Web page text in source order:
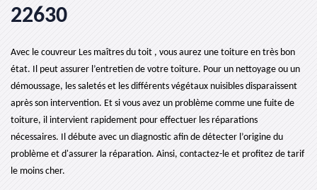
22630
Avec le couvreur Les maîtres du toit , vous aurez une toiture en très bon
état. Il peut assurer l’entretien de votre toiture. Pour un nettoyage ou un
démoussage, les saletés et les différents végétaux nuisibles disparaissent
après son intervention. Et si vous avez un problème comme une fuite de
toiture, il intervient rapidement pour effectuer les réparations
nécessaires. Il débute avec un diagnostic afin de détecter l’origine du
problème et d'assurer la réparation. Ainsi, contactez-le et profitez de tarif
le moins cher.